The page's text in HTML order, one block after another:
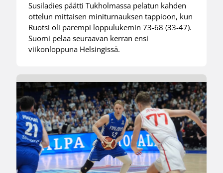
Susiladies päätti Tukholmassa pelatun kahden
ottelun mittaisen miniturnauksen tappioon, kun
Ruotsi oli parempi loppulukemin 73-68 (33-47).
Suomi pelaa seuraavan kerran ensi
viikonloppuna Helsingissä.